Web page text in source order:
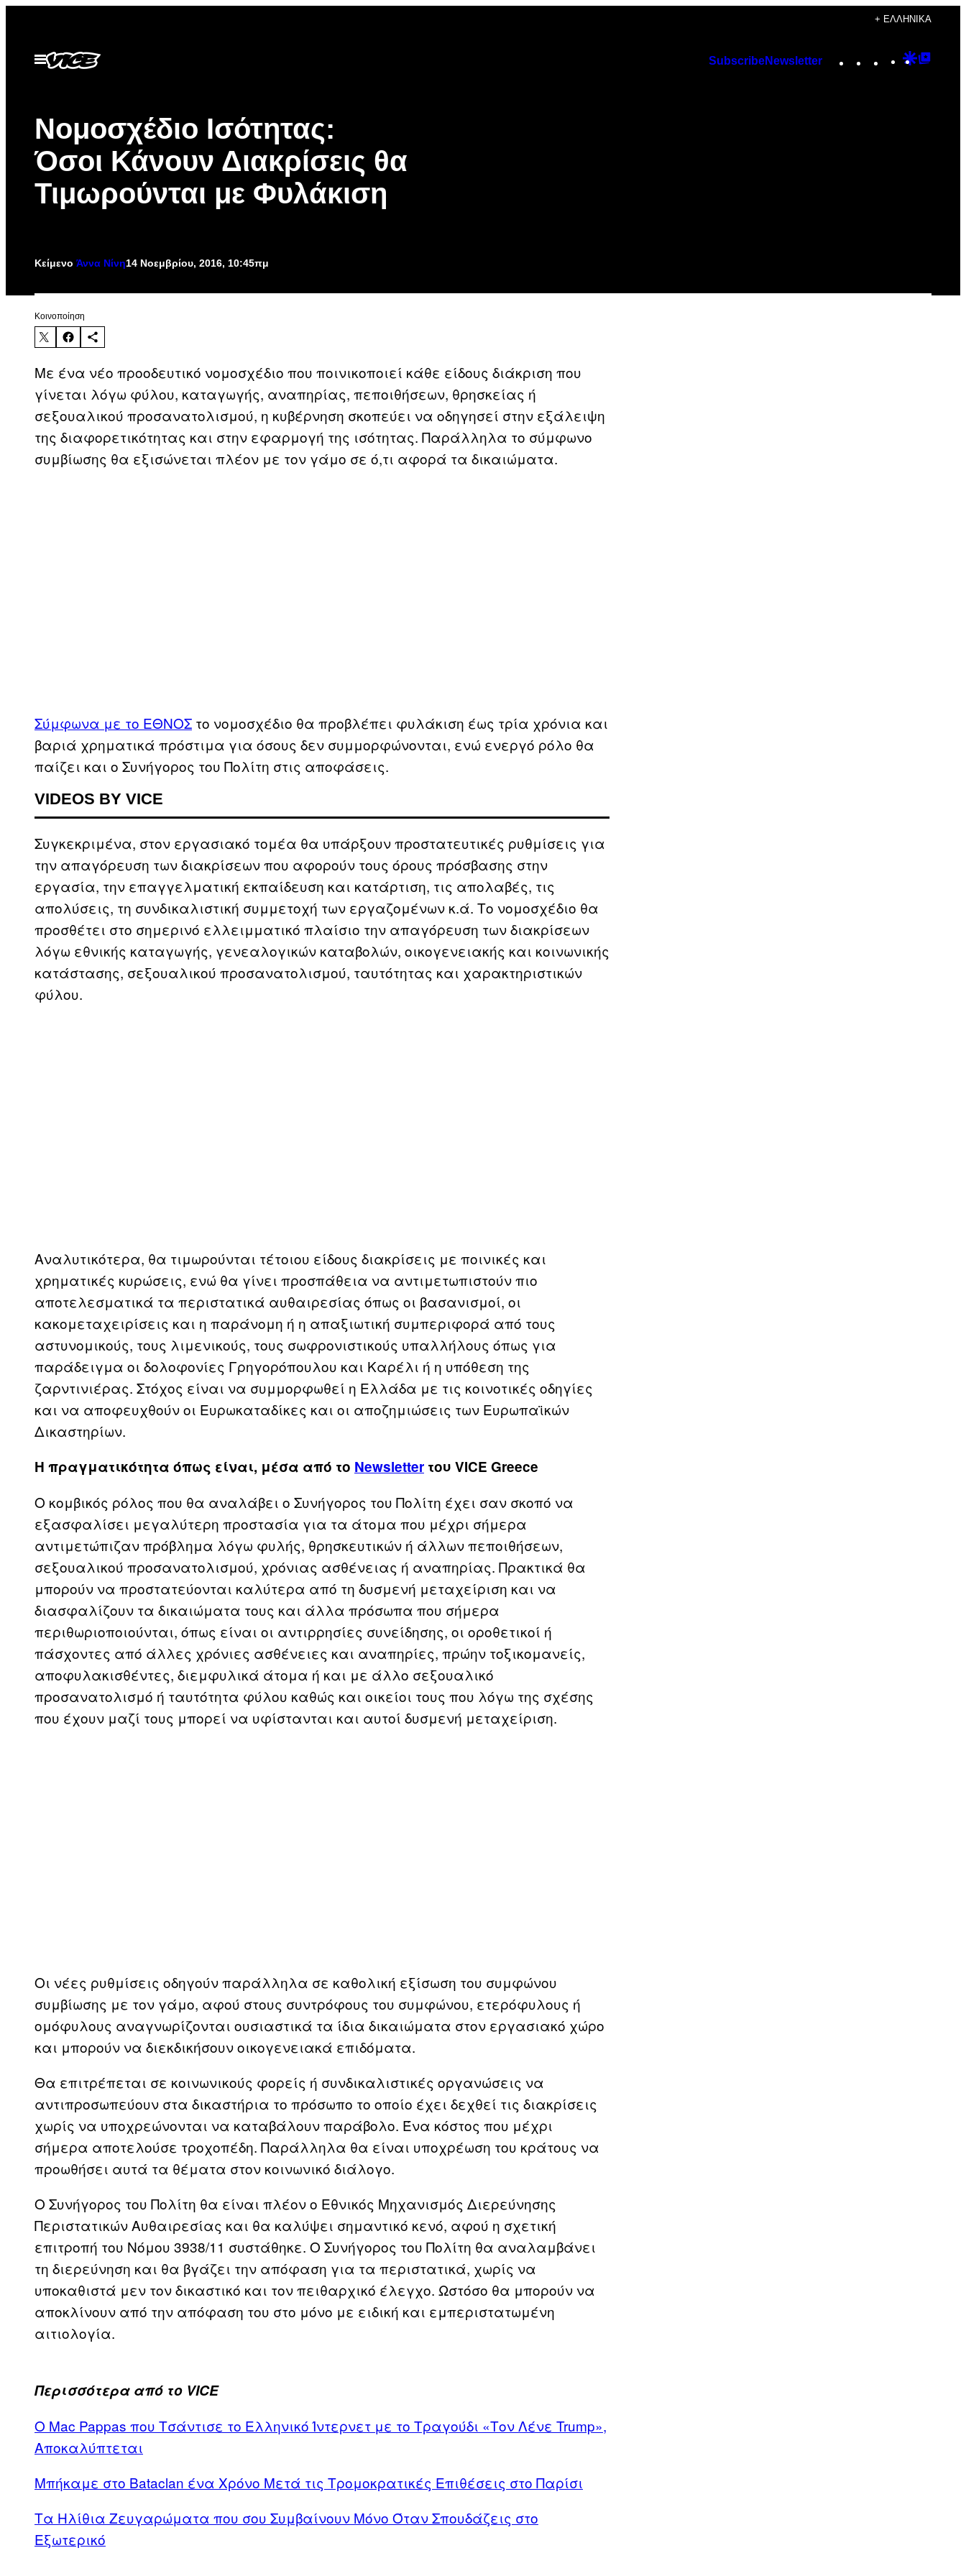
περιεχόμενο
+ ΕΛΛΗΝΙΚΆ
Ανοίξτε
το
SubscribeNewsletter Instagram
TikTok
YouTube
Google
Νομοσχέδιο Ισότητας:
Όσοι Κάνουν Διακρίσεις θα
Τιμωρούνται με Φυλάκιση
Κείμενο Άννα Νίνη14 Νοεμβρίου, 2016, 10:45πμ
Kοινοποίηση
Με ένα νέο προοδευτικό νομοσχέδιο που ποινικοποιεί κάθε είδους διάκριση που
γίνεται λόγω φύλου, καταγωγής, αναπηρίας, πεποιθήσεων, θρησκείας ή
σεξουαλικού προσανατολισμού, η κυβέρνηση σκοπεύει να οδηγησεί στην εξάλειψη
της διαφορετικότητας και στην εφαρμογή της ισότητας. Παράλληλα το σύμφωνο
συμβίωσης θα εξισώνεται πλέον με τον γάμο σε ό,τι αφορά τα δικαιώματα.
Σύμφωνα με το ΕΘΝΟΣ το νομοσχέδιο θα προβλέπει φυλάκιση έως τρία χρόνια και
βαριά χρηματικά πρόστιμα για όσους δεν συμμορφώνονται, ενώ ενεργό ρόλο θα
παίζει και ο Συνήγορος του Πολίτη στις αποφάσεις.
VIDEOS BY VICE
Συγκεκριμένα, στον εργασιακό τομέα θα υπάρξουν προστατευτικές ρυθμίσεις για
την απαγόρευση των διακρίσεων που αφορούν τους όρους πρόσβασης στην
εργασία, την επαγγελματική εκπαίδευση και κατάρτιση, τις απολαβές, τις
απολύσεις, τη συνδικαλιστική συμμετοχή των εργαζομένων κ.ά. Το νομοσχέδιο θα
προσθέτει στο σημερινό ελλειμματικό πλαίσιο την απαγόρευση των διακρίσεων
λόγω εθνικής καταγωγής, γενεαλογικών καταβολών, οικογενειακής και κοινωνικής
κατάστασης, σεξουαλικού προσανατολισμού, ταυτότητας και χαρακτηριστικών
φύλου.
Αναλυτικότερα, θα τιμωρούνται τέτοιου είδους διακρίσεις με ποινικές και
χρηματικές κυρώσεις, ενώ θα γίνει προσπάθεια να αντιμετωπιστούν πιο
αποτελεσματικά τα περιστατικά αυθαιρεσίας όπως οι βασανισμοί, οι
κακομεταχειρίσεις και η παράνομη ή η απαξιωτική συμπεριφορά από τους
αστυνομικούς, τους λιμενικούς, τους σωφρονιστικούς υπαλλήλους όπως για
παράδειγμα οι δολοφονίες Γρηγορόπουλου και Καρέλι ή η υπόθεση της
ζαρντινιέρας. Στόχος είναι να συμμορφωθεί η Ελλάδα με τις κοινοτικές οδηγίες
και να αποφευχθούν οι Ευρωκαταδίκες και οι αποζημιώσεις των Ευρωπαϊκών
Δικαστηρίων.
Η πραγματικότητα όπως είναι, μέσα από το Newsletter του VICE Greece
Ο κομβικός ρόλος που θα αναλάβει ο Συνήγορος του Πολίτη έχει σαν σκοπό να
εξασφαλίσει μεγαλύτερη προστασία για τα άτομα που μέχρι σήμερα
αντιμετώπιζαν πρόβλημα λόγω φυλής, θρησκευτικών ή άλλων πεποιθήσεων,
σεξουαλικού προσανατολισμού, χρόνιας ασθένειας ή αναπηρίας. Πρακτικά θα
μπορούν να προστατεύονται καλύτερα από τη δυσμενή μεταχείριση και να
διασφαλίζουν τα δικαιώματα τους και άλλα πρόσωπα που σήμερα
περιθωριοποιούνται, όπως είναι οι αντιρρησίες συνείδησης, οι οροθετικοί ή
πάσχοντες από άλλες χρόνιες ασθένειες και αναπηρίες, πρώην τοξικομανείς,
αποφυλακισθέντες, διεμφυλικά άτομα ή και με άλλο σεξουαλικό
προσανατολισμό ή ταυτότητα φύλου καθώς και οικείοι τους που λόγω της σχέσης
που έχουν μαζί τους μπορεί να υφίστανται και αυτοί δυσμενή μεταχείριση.
Οι νέες ρυθμίσεις οδηγούν παράλληλα σε καθολική εξίσωση του συμφώνου
συμβίωσης με τον γάμο, αφού στους συντρόφους του συμφώνου, ετερόφυλους ή
ομόφυλους αναγνωρίζονται ουσιαστικά τα ίδια δικαιώματα στον εργασιακό χώρο
και μπορούν να διεκδικήσουν οικογενειακά επιδόματα.
Θα επιτρέπεται σε κοινωνικούς φορείς ή συνδικαλιστικές οργανώσεις να
αντιπροσωπεύουν στα δικαστήρια το πρόσωπο το οποίο έχει δεχθεί τις διακρίσεις
χωρίς να υποχρεώνονται να καταβάλουν παράβολο. Ένα κόστος που μέχρι
σήμερα αποτελούσε τροχοπέδη. Παράλληλα θα είναι υποχρέωση του κράτους να
προωθήσει αυτά τα θέματα στον κοινωνικό διάλογο.
Ο Συνήγορος του Πολίτη θα είναι πλέον ο Εθνικός Μηχανισμός Διερεύνησης
Περιστατικών Αυθαιρεσίας και θα καλύψει σημαντικό κενό, αφού η σχετική
επιτροπή του Νόμου 3938/11 συστάθηκε. Ο Συνήγορος του Πολίτη θα αναλαμβάνει
τη διερεύνηση και θα βγάζει την απόφαση για τα περιστατικά, χωρίς να
υποκαθιστά μεν τον δικαστικό και τον πειθαρχικό έλεγχο. Ωστόσο θα μπορούν να
αποκλίνουν από την απόφαση του στο μόνο με ειδική και εμπεριστατωμένη
αιτιολογία.
Περισσότερα από το VICE
Ο Μac Pappas που Τσάντισε το Ελληνικό Ίντερνετ με το Tραγούδι «Τον Λένε Trump»,
Αποκαλύπτεται
Μπήκαμε στο Bataclan ένα Χρόνο Μετά τις Τρομοκρατικές Επιθέσεις στο Παρίσι
Τα Ηλίθια Ζευγαρώματα που σου Συμβαίνουν Μόνο Όταν Σπουδάζεις στο
Εξωτερικό